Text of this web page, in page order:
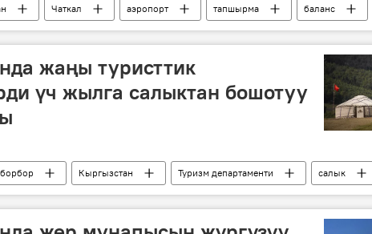
Чаткал аэропорт тапшырма
баланс
жаңы туристтик
үч жылга салыктан бошотуу
Кыргызстан Туризм департаменти
салык
Тоо-лыжа базасы Кыял Кенжематова